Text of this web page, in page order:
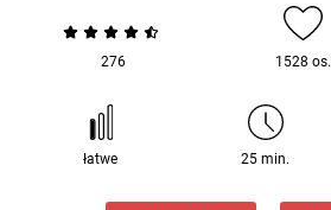
276 1528 os.
łatwe 25 min.